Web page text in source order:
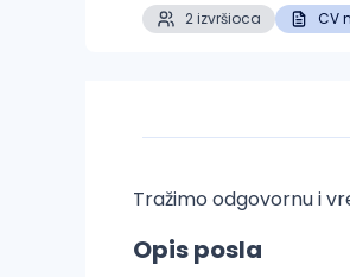
2 izvršioca CV
Tražimo odgovornu i
Opis posla